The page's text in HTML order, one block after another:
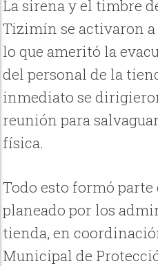
La sirena y el timbre
Tizimín se activaron a
lo que ameritó la
del personal de la
inmediato se
reunión para
física.
Todo esto formó
planeado por los
tienda, en
Municipal de